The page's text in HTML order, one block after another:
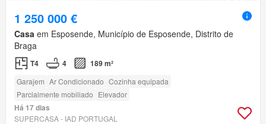
1 250 000 €
Casa em Esposende, Município de Esposende, Distrito de
Braga
T4 4 189 m²
Garajem Ar Condicionado Cozinha equipada
Parcialmente mobiliado Elevador
Há 17 dias
SUPERCASA - IAD PORTUGAL